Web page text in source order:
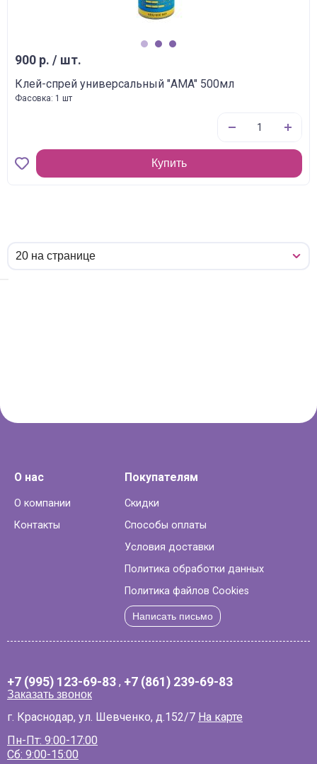
900 р. / шт.
Клей-спрей универсальный "AMA" 500мл
Фасовка: 1 шт
Купить
О нас
О компании
Контакты
Покупателям
Скидки
Способы оплаты
Условия доставки
Политика обработки данных
Политика файлов Cookies
Написать письмо
+7 (995) 123-69-83 , +7 (861) 239-69-83
Заказать звонок
г. Краснодар, ул. Шевченко, д.152/7 На карте
Пн-Пт: 9:00-17:00
Сб: 9:00-15:00